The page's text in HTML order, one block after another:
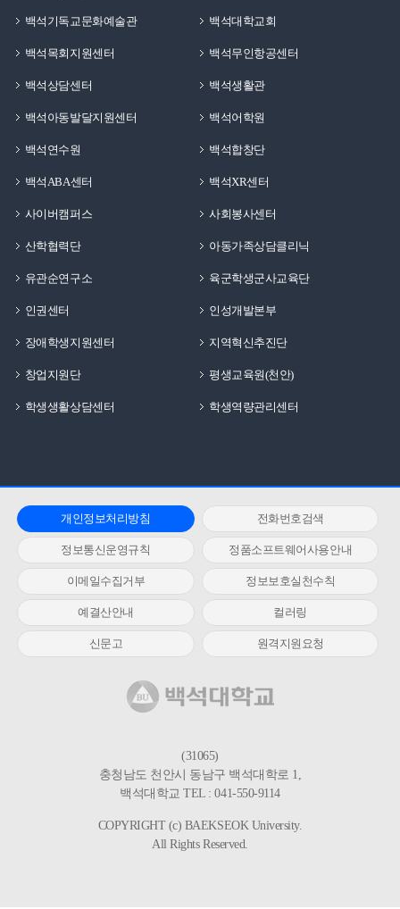
백석기독교문화예술관 백석대학교회
백석목회지원센터 백석무인항공센터
백석상담센터 백석생활관
백석아동발달지원센터 백석어학원
백석연수원 백석합창단
백석ABA센터 백석XR센터
사이버캠퍼스 사회봉사센터
산학협력단 아동가족상담클리닉
유관순연구소 육군학생군사교육단
인권센터 인성개발본부
장애학생지원센터 지역혁신추진단
창업지원단 평생교육원(천안)
학생생활상담센터 학생역량관리센터
개인정보처리방침 전화번호검색
정보통신운영규칙 정품소프트웨어사용안내
이메일수집거부 정보보호실천수칙
예결산안내 컬러링
신문고 원격지원요청
(31065)
충청남도 천안시 동남구 백석대학로 1,
백석대학교 TEL : 041-550-9114
COPYRIGHT (c) BAEKSEOK University.
All Rights Reserved.